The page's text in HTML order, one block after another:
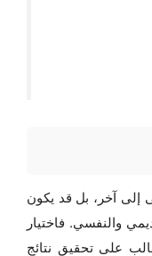
إلى آخر، بل قد يكون
والنفسي. فاختيار
على تحقيق نتائج